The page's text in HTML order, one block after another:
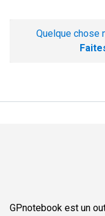
Quelque chose
GPnotebook est un